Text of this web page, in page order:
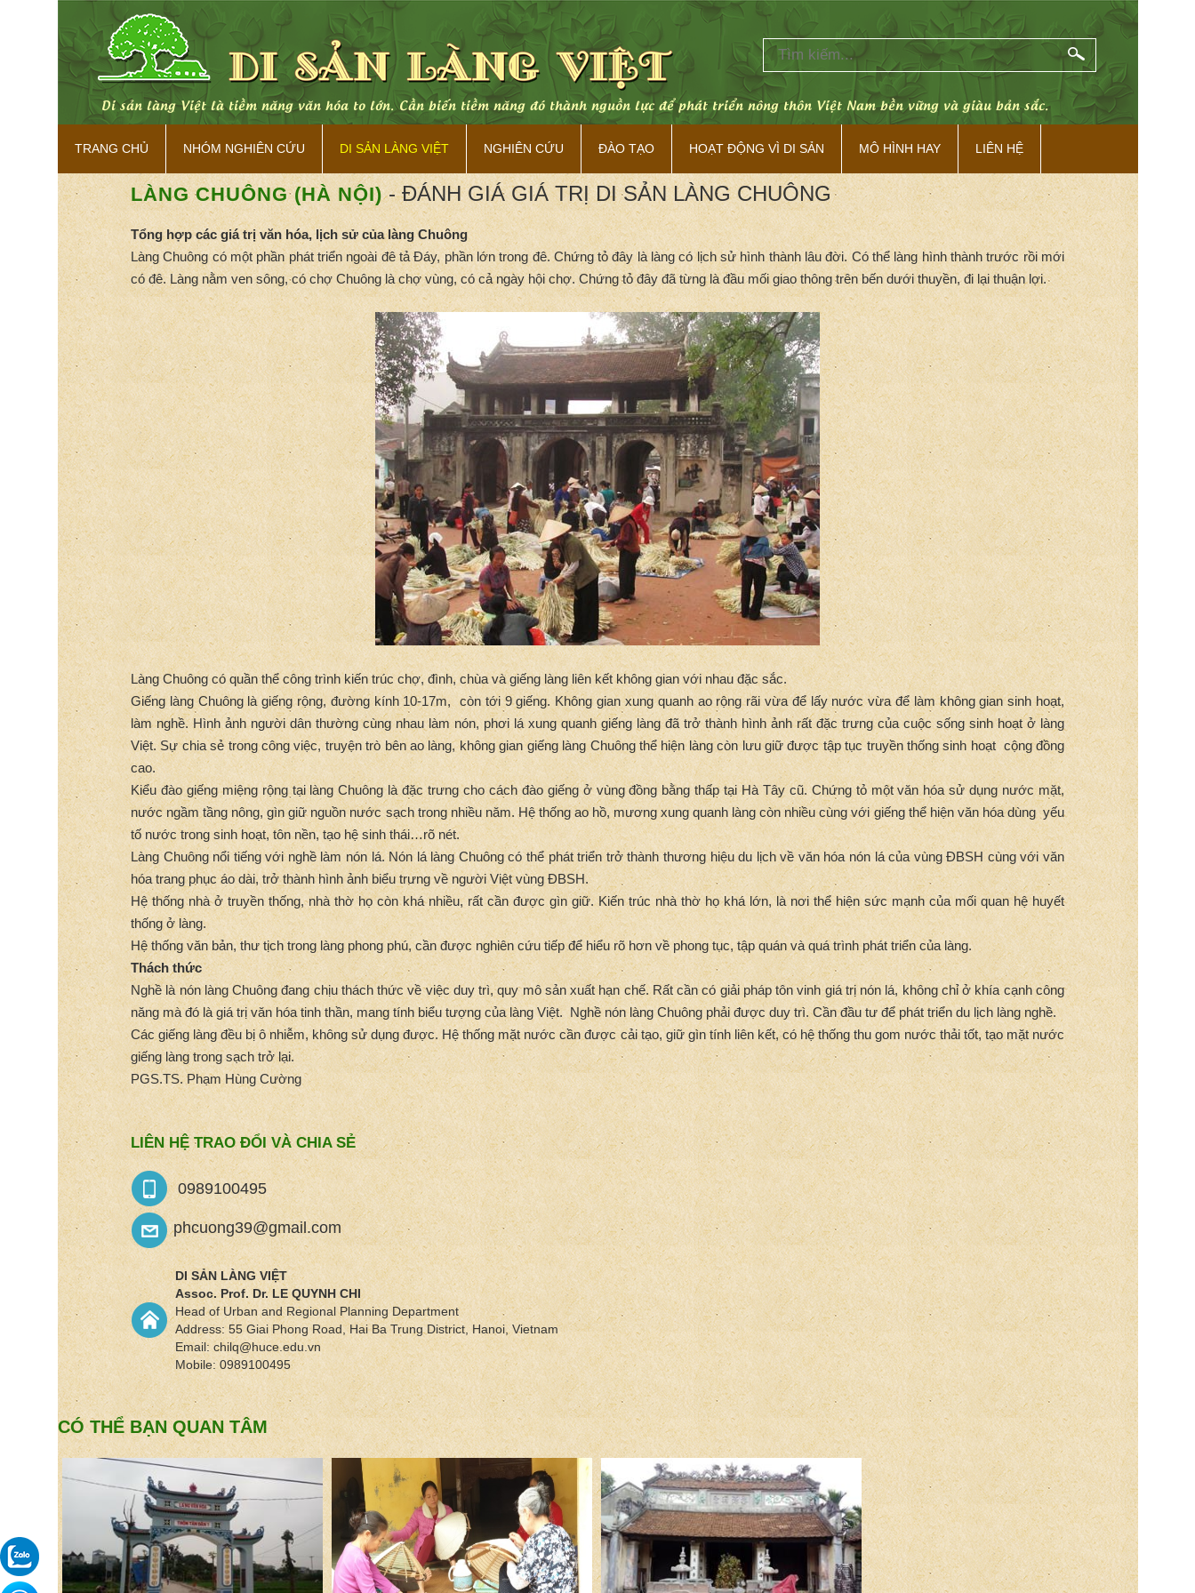
Di sản làng Việt là tiềm năng văn hóa to lớn. Cần biến tiềm năng đó thành nguồn lực để phát triển nông thôn Việt Nam bền vững và giàu bản sắc.
TRANG CHỦ NHÓM NGHIÊN CỨU DI SẢN LÀNG VIỆT NGHIÊN CỨU ĐÀO TẠO HOẠT ĐỘNG VÌ DI SẢN MÔ HÌNH HAY LIÊN HỆ
LÀNG CHUÔNG (HÀ NỘI)- ĐÁNH GIÁ GIÁ TRỊ DI SẢN LÀNG CHUÔNG
Tổng hợp các giá trị văn hóa, lịch sử của làng Chuông
Làng Chuông có một phần phát triển ngoài đê tả Đáy, phần lớn trong đê. Chứng tỏ đây là làng có lịch sử hình thành lâu đời. Có thể làng hình thành trước rồi mới
có đê. Làng nằm ven sông, có chợ Chuông là chợ vùng, có cả ngày hội chợ. Chứng tỏ đây đã từng là đầu mối giao thông trên bến dưới thuyền, đi lại thuận lợi.
Làng Chuông có quần thể công trình kiến trúc chợ, đình, chùa và giếng làng liên kết không gian với nhau đặc sắc.
Giếng làng Chuông là giếng rộng, đường kính 10-17m, còn tới 9 giếng. Không gian xung quanh ao rộng rãi vừa để lấy nước vừa để làm không gian sinh hoạt,
làm nghề. Hình ảnh người dân thường cùng nhau làm nón, phơi lá xung quanh giếng làng đã trở thành hình ảnh rất đặc trưng của cuộc sống sinh hoạt ở làng
Việt. Sự chia sẻ trong công việc, truyện trò bên ao làng, không gian giếng làng Chuông thể hiện làng còn lưu giữ được tập tục truyền thống sinh hoạt cộng đồng
cao.
Kiểu đào giếng miệng rộng tại làng Chuông là đặc trưng cho cách đào giếng ở vùng đồng bằng thấp tại Hà Tây cũ. Chứng tỏ một văn hóa sử dụng nước mặt,
nước ngầm tầng nông, gìn giữ nguồn nước sạch trong nhiều năm. Hệ thống ao hồ, mương xung quanh làng còn nhiều cùng với giếng thể hiện văn hóa dùng yếu
tố nước trong sinh hoạt, tôn nền, tạo hệ sinh thái…rõ nét.
Làng Chuông nổi tiếng với nghề làm nón lá. Nón lá làng Chuông có thể phát triển trở thành thương hiệu du lịch về văn hóa nón lá của vùng ĐBSH cùng với văn
hóa trang phục áo dài, trở thành hình ảnh biểu trưng về người Việt vùng ĐBSH.
Hệ thống nhà ở truyền thống, nhà thờ họ còn khá nhiều, rất cần được gìn giữ. Kiến trúc nhà thờ họ khá lớn, là nơi thể hiện sức mạnh của mối quan hệ huyết
thống ở làng.
Hệ thống văn bản, thư tịch trong làng phong phú, cần được nghiên cứu tiếp để hiểu rõ hơn về phong tục, tập quán và quá trình phát triển của làng.
Thách thức
Nghề là nón làng Chuông đang chịu thách thức về việc duy trì, quy mô sản xuất hạn chế. Rất cần có giải pháp tôn vinh giá trị nón lá, không chỉ ở khía cạnh công
năng mà đó là giá trị văn hóa tinh thần, mang tính biểu tượng của làng Việt. Nghề nón làng Chuông phải được duy trì. Cần đầu tư để phát triển du lịch làng nghề.
Các giếng làng đều bị ô nhiễm, không sử dụng được. Hệ thống mặt nước cần được cải tạo, giữ gìn tính liên kết, có hệ thống thu gom nước thải tốt, tạo mặt nước
giếng làng trong sạch trở lại.
PGS.TS. Phạm Hùng Cường
LIÊN HỆ TRAO ĐỔI VÀ CHIA SẺ
0989100495
phcuong39@gmail.com
DI SẢN LÀNG VIỆT
Assoc. Prof. Dr.LE QUYNH CHI
Head of Urban and Regional Planning Department
Address: 55 Giai Phong Road, Hai Ba Trung District, Hanoi, Vietnam
Email: chilq@huce.edu.vn
Mobile: 0989100495
CÓ THỂ BẠN QUAN TÂM